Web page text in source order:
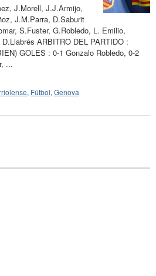
J.Morell, J.J.Armijo,
J.M.Parra, D.Saburit
S.Fuster, G.Robledo, L. Emilio,
ARBITRO DEL PARTIDO :
GOLES : 0-1 Gonzalo Robledo, 0-2
...
, Fútbol, Genova